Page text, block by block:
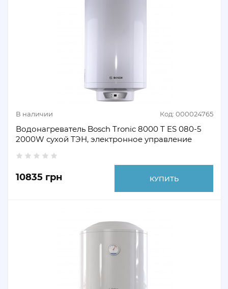
В наличии Код: 000024765
Водонагреватель Bosch Tronic 8000 T ES 080-5
2000W сухой ТЭН, электронное управление
10835 грн КУПИТЬ